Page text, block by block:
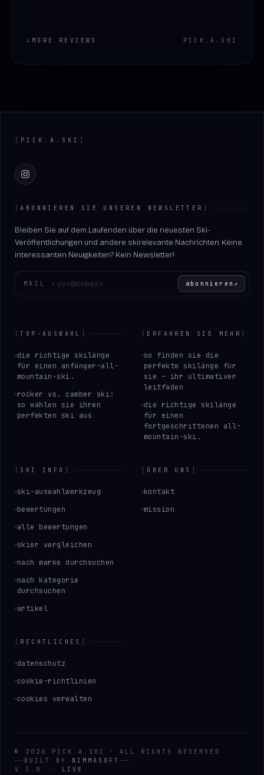
↳ MORE REVIEWS PICK . A . SKI
[ PICK . A . SKI ]
Instagram
[ABONNIEREN SIE UNSEREN NEWSLETTER ]
Bleiben Sie auf dem Laufenden über die neuesten Ski-
Veröffentlichungen und andere skirelevante Nachrichten. Keine
interessanten Neuigkeiten? Kein Newsletter!
MAIL › abonnieren ↗
[TOP-AUSWAHL ]
die richtige skilänge
für einen anfänger-all-
mountain-ski.
rocker vs. camber ski:
so wählen sie ihren
perfekten ski aus
[ ERFAHREN SIE MEHR ]
so finden sie die
perfekte skilänge für
sie – ihr ultimativer
leitfaden
die richtige skilänge
für einen
fortgeschrittenen all-
mountain-ski.
[ SKI INFO ]
ski-auswahlwerkzeug
bewertungen
alle bewertungen
skier vergleichen
nach marke durchsuchen
nach kategorie
durchsuchen
artikel
[ ÜBER UNS ]
kontakt
mission
[ RECHTLICHES ]
datenschutz
cookie-richtlinien
cookies verwalten
© 2026 PICK . A . SKI ·
ALL RIGHTS RESERVED
BUILT BY
NIMMASOFT
V 3.0
· LIVE